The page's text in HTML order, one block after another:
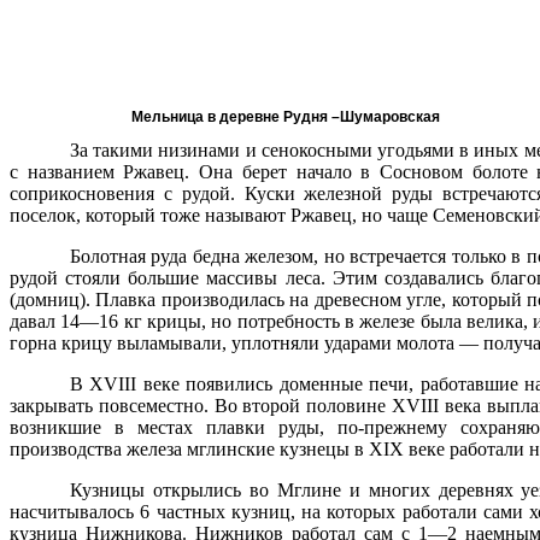
Мельница в деревне Рудня –Шумаровская
За такими низинами и сенокосными угодьями в иных
с названием Ржавец. Она берет начало в Сосновом
соприкосновения с рудой. Куски железной руды
поселок, который тоже называют Ржавец, но чаще
Болотная руда бедна железом, но встречается только
рудой стояли большие массивы леса. Этим создавались
(домниц). Плавка производилась на древесном угле, который
давал 14—16 кг крицы, но потребность в железе была
горна крицу выламывали, уплотняли ударами молота —
В XVIII веке появились доменные печи, работавшие
закрывать повсеместно. Во второй половине XVIII века
возникшие в местах плавки руды, по-прежнему
производства железа мглинские кузнецы в XIX веке работали
Кузницы открылись во Мглине и многих деревнях
насчитывалось 6 частных кузниц, на которых работали
кузница Нижникова. Нижников работал сам с 1—2